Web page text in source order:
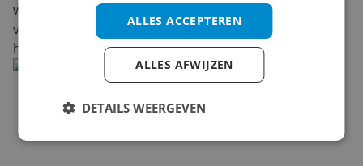
werken. Het grote display biedt plek voor meerdere
vensters naast elkaar, zonder dat je een logge laptop
hoeft mee te nemen.
ALLES ACCEPTEREN
ALLES AFWIJZEN
DETAILS WEERGEVEN